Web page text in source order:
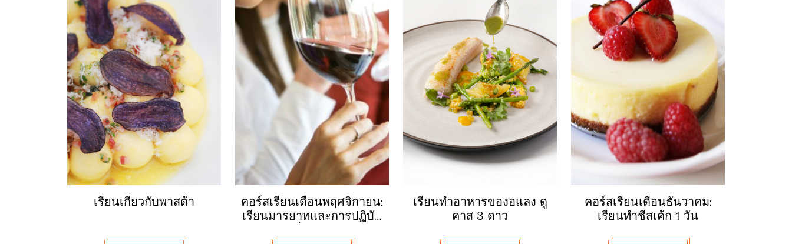
เรียนเกี่ยวกับพาสต้า
คอร์สเรียนเดือนพฤศจิกายน:
เรียนมารยาทและการปฏิบัติ
เรียนทำอาหารของอแลง ดู
คาส 3 ดาว
คอร์สเรียนเดือนธันวาคม:
เรียนทำชีสเค้ก 1 วัน